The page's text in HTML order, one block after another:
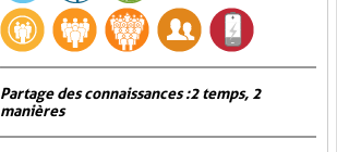
Partage des connaissances : 2 temps, 2
manières